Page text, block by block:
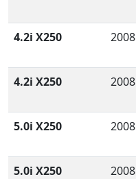
4.2i X250
2008
4.2i X250 2008
5.0i X250 2008
5.0i X250 2008